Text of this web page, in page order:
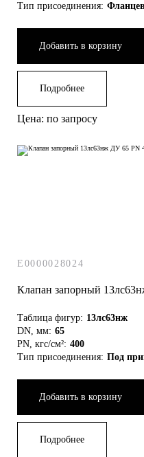
Тип присоединения:
Добавить в корзину
Подробнее
Цена: по запросу
E0000028024
Клапан запорный
Таблица фигур: 13лс63нж
DN, мм: 65
PN, кгс/см²: 400
Тип присоединения: Под
Добавить в корзину
Подробнее